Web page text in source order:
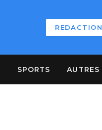
REDACTION
SPORTS AUTRES